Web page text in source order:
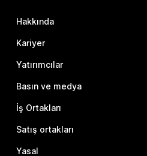
Hakkında
Kariyer
Yatırımcılar
Basın ve medya
İş Ortakları
Satış ortakları
Yasal